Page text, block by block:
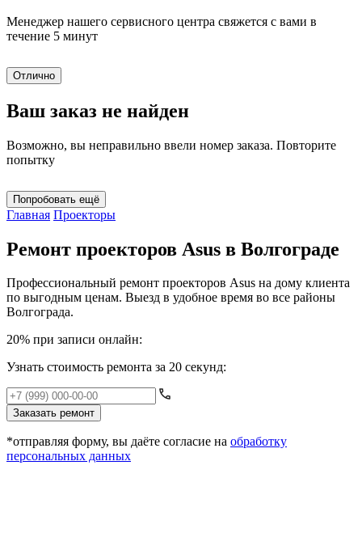
Менеджер нашего сервисного центра свяжется с вами в
течение 5 минут
Отлично
Ваш заказ не найден
Возможно, вы неправильно ввели номер заказа. Повторите
попытку
Попробовать ещё
Главная Проекторы
Ремонт проекторов Asus в Волгограде
Профессиональный ремонт проекторов Asus на дому клиента
по выгодным ценам. Выезд в удобное время во все районы
Волгограда.
20% при записи онлайн:
Узнать стоимость ремонта за 20 секунд:
Заказать ремонт
*отправляя форму, вы даёте согласие на обработку
персональных данных